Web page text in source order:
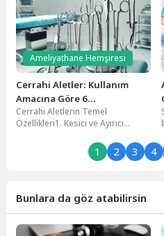
Ameliyathane Hemşiresi
Cerrahi Aletler: Kullanım
Amacına Göre 6
Sınıflandırma
Cerrahi Aletlerin Temel
Özellikleri1. Kesici ve Ayırıcı
Aletler3. Ekartörler
(Retractorlar)4. Hemostaz...
1 2 3 4
Bunlara da göz atabilirsin